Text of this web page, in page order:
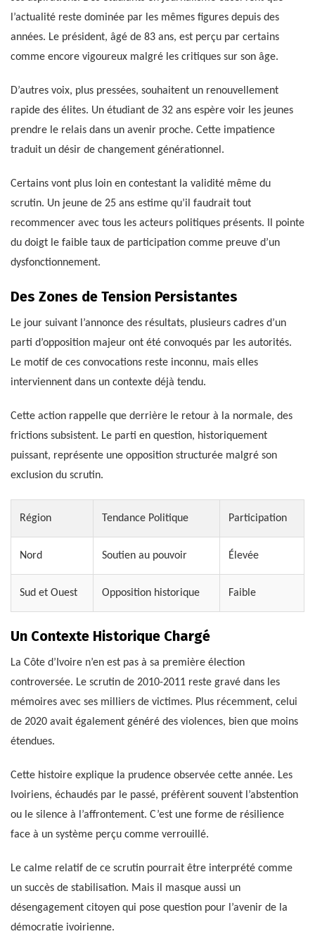
l’actualité reste dominée par les mêmes figures depuis des
années. Le président, âgé de 83 ans, est perçu par certains
comme encore vigoureux malgré les critiques sur son âge.
D’autres voix, plus pressées, souhaitent un renouvellement
rapide des élites. Un étudiant de 32 ans espère voir les jeunes
prendre le relais dans un avenir proche. Cette impatience
traduit un désir de changement générationnel.
Certains vont plus loin en contestant la validité même du
scrutin. Un jeune de 25 ans estime qu’il faudrait tout
recommencer avec tous les acteurs politiques présents. Il pointe
du doigt le faible taux de participation comme preuve d’un
dysfonctionnement.
Des Zones de Tension Persistantes
Le jour suivant l’annonce des résultats, plusieurs cadres d’un
parti d’opposition majeur ont été convoqués par les autorités.
Le motif de ces convocations reste inconnu, mais elles
interviennent dans un contexte déjà tendu.
Cette action rappelle que derrière le retour à la normale, des
frictions subsistent. Le parti en question, historiquement
puissant, représente une opposition structurée malgré son
exclusion du scrutin.
Région Tendance Politique Participation
Nord Soutien au pouvoir Élevée
Sud et Ouest Opposition historique Faible
Un Contexte Historique Chargé
La Côte d’Ivoire n’en est pas à sa première élection
controversée. Le scrutin de 2010-2011 reste gravé dans les
mémoires avec ses milliers de victimes. Plus récemment, celui
de 2020 avait également généré des violences, bien que moins
étendues.
Cette histoire explique la prudence observée cette année. Les
Ivoiriens, échaudés par le passé, préfèrent souvent l’abstention
ou le silence à l’affrontement. C’est une forme de résilience
face à un système perçu comme verrouillé.
Le calme relatif de ce scrutin pourrait être interprété comme
un succès de stabilisation. Mais il masque aussi un
désengagement citoyen qui pose question pour l’avenir de la
démocratie ivoirienne.